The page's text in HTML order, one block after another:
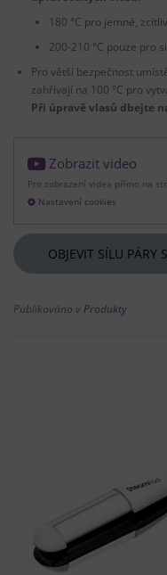
180 °C pro jemné,
200-210 °C pouze pro
Pro větší bezpečnost
zahřívají na 100 °C pro
Při úpravě vlasů dbejte
Zobrazit video
Pro zobrazení videa přímo na
Nastavení cookies
OBJEVIT SÍLU PÁRY
Publikováno v Produkty